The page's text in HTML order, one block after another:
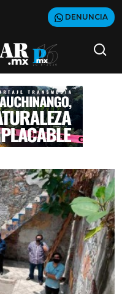
DENUNCIA